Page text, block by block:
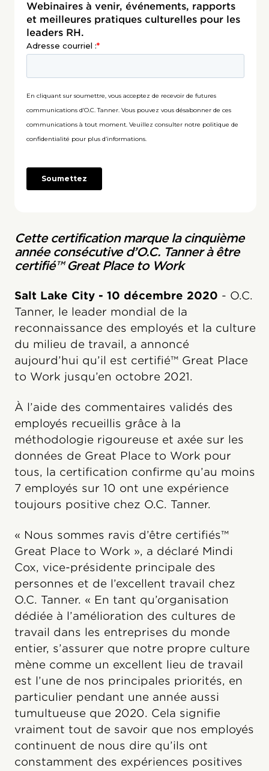
Webinaires à venir, événements, rapports
et meilleures pratiques culturelles pour les
leaders RH.
Cette certification marque la cinquième
année consécutive d’O.C. Tanner à être
certifié™ Great Place to Work
Salt Lake City - 10 décembre 2020 - O.C.
Tanner, le leader mondial de la
reconnaissance des employés et la culture
du milieu de travail, a annoncé
aujourd’hui qu’il est certifié™ Great Place
to Work jusqu’en octobre 2021.
À l’aide des commentaires validés des
employés recueillis grâce à la
méthodologie rigoureuse et axée sur les
données de Great Place to Work pour
tous, la certification confirme qu’au moins
7 employés sur 10 ont une expérience
toujours positive chez O.C. Tanner.
« Nous sommes ravis d’être certifiés™
Great Place to Work », a déclaré Mindi
Cox, vice-présidente principale des
personnes et de l’excellent travail chez
O.C. Tanner. « En tant qu’organisation
dédiée à l’amélioration des cultures de
travail dans les entreprises du monde
entier, s’assurer que notre propre culture
mène comme un excellent lieu de travail
est l’une de nos principales priorités, en
particulier pendant une année aussi
tumultueuse que 2020. Cela signifie
vraiment tout de savoir que nos employés
continuent de nous dire qu’ils ont
constamment des expériences positives